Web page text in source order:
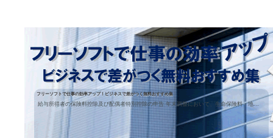
フリーソフトで仕事の効率アップ！ビジネスで差がつく無料おすすめ集
給与所得者の保険料控除及び配偶者特別控除の申告 年末調整において、生命保険料・地...